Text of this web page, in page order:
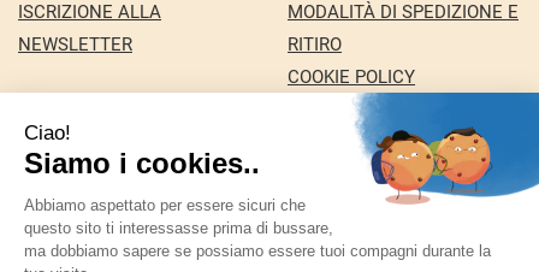
ISCRIZIONE ALLA
NEWSLETTER
MODALITÀ DI SPEDIZIONE E
RITIRO
COOKIE POLICY
INFORMATIVA PRIVACY
Farmacia Nuova snc dei Dottori Marco e
Giuseppina Fortini - Via Italia 72 24068 Seriate (BG)
marforti@tin.it|Tel.: 035294031| P.Iva: 03258590169 |